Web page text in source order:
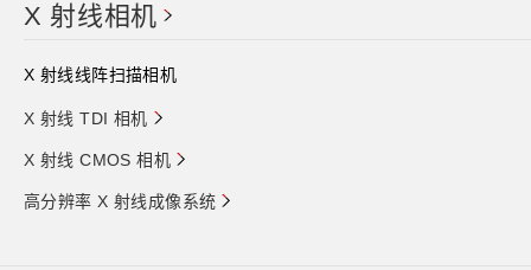
X 射线相机
X 射线线阵扫描相机
X 射线 TDI 相机
X 射线 CMOS 相机
高分辨率 X 射线成像系统